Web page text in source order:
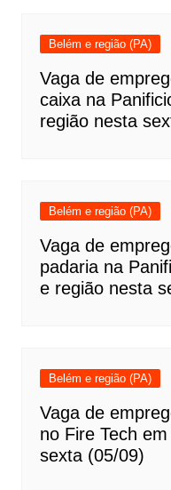
Belém e região (PA)
Vaga de
caixa na
região nesta
Belém e região (PA)
Vaga de
padaria na
e região nesta
Belém e região (PA)
Vaga de
no Fire Tech
sexta (05/09)